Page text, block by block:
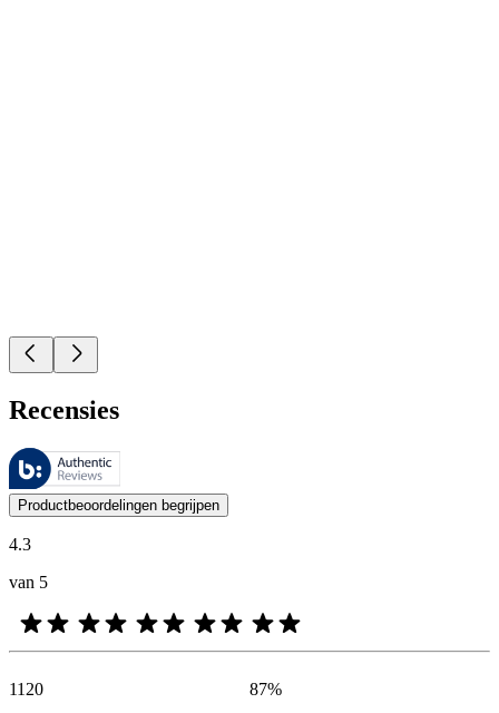
Recensies
Deze beoordelingen worden beheerd door Bazaarvoice en voldoen
De mening van onze klanten is nuttig voor iedereen, of het nu een
Productbeoordelingen begrijpen
4.3
van 5
1120
87%